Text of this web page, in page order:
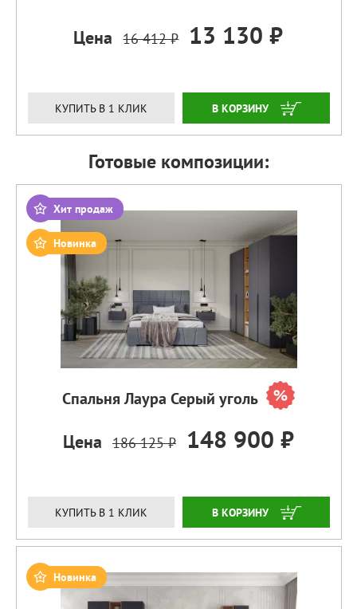
Цена 16 412 ₽ 13 130 ₽
КУПИТЬ В 1 КЛИК ЗАКАЗАТЬ
Готовые композиции:
Хит продаж
Новинка
Спальня Лаура Серый уголь
Цена 186 125 ₽ 148 900 ₽
КУПИТЬ В 1 КЛИК ЗАКАЗАТЬ
Новинка